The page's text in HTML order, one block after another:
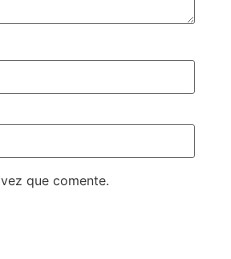
que comente.